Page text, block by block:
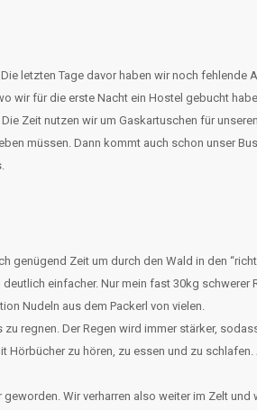
letzten Tage davor haben wir noch
wir für die erste Nacht ein Hostel gebucht
Zeit nutzen wir um Gaskartuschen für
müssen. Dann kommt auch schon unser
Zeit um durch den Wald in den
einfacher. Nur mein fast 30kg
Nudeln aus dem Packerl von vielen.
regnen. Der Regen wird immer stärker,
zu hören, zu essen und zu
Wir verharren also weiter im Zelt